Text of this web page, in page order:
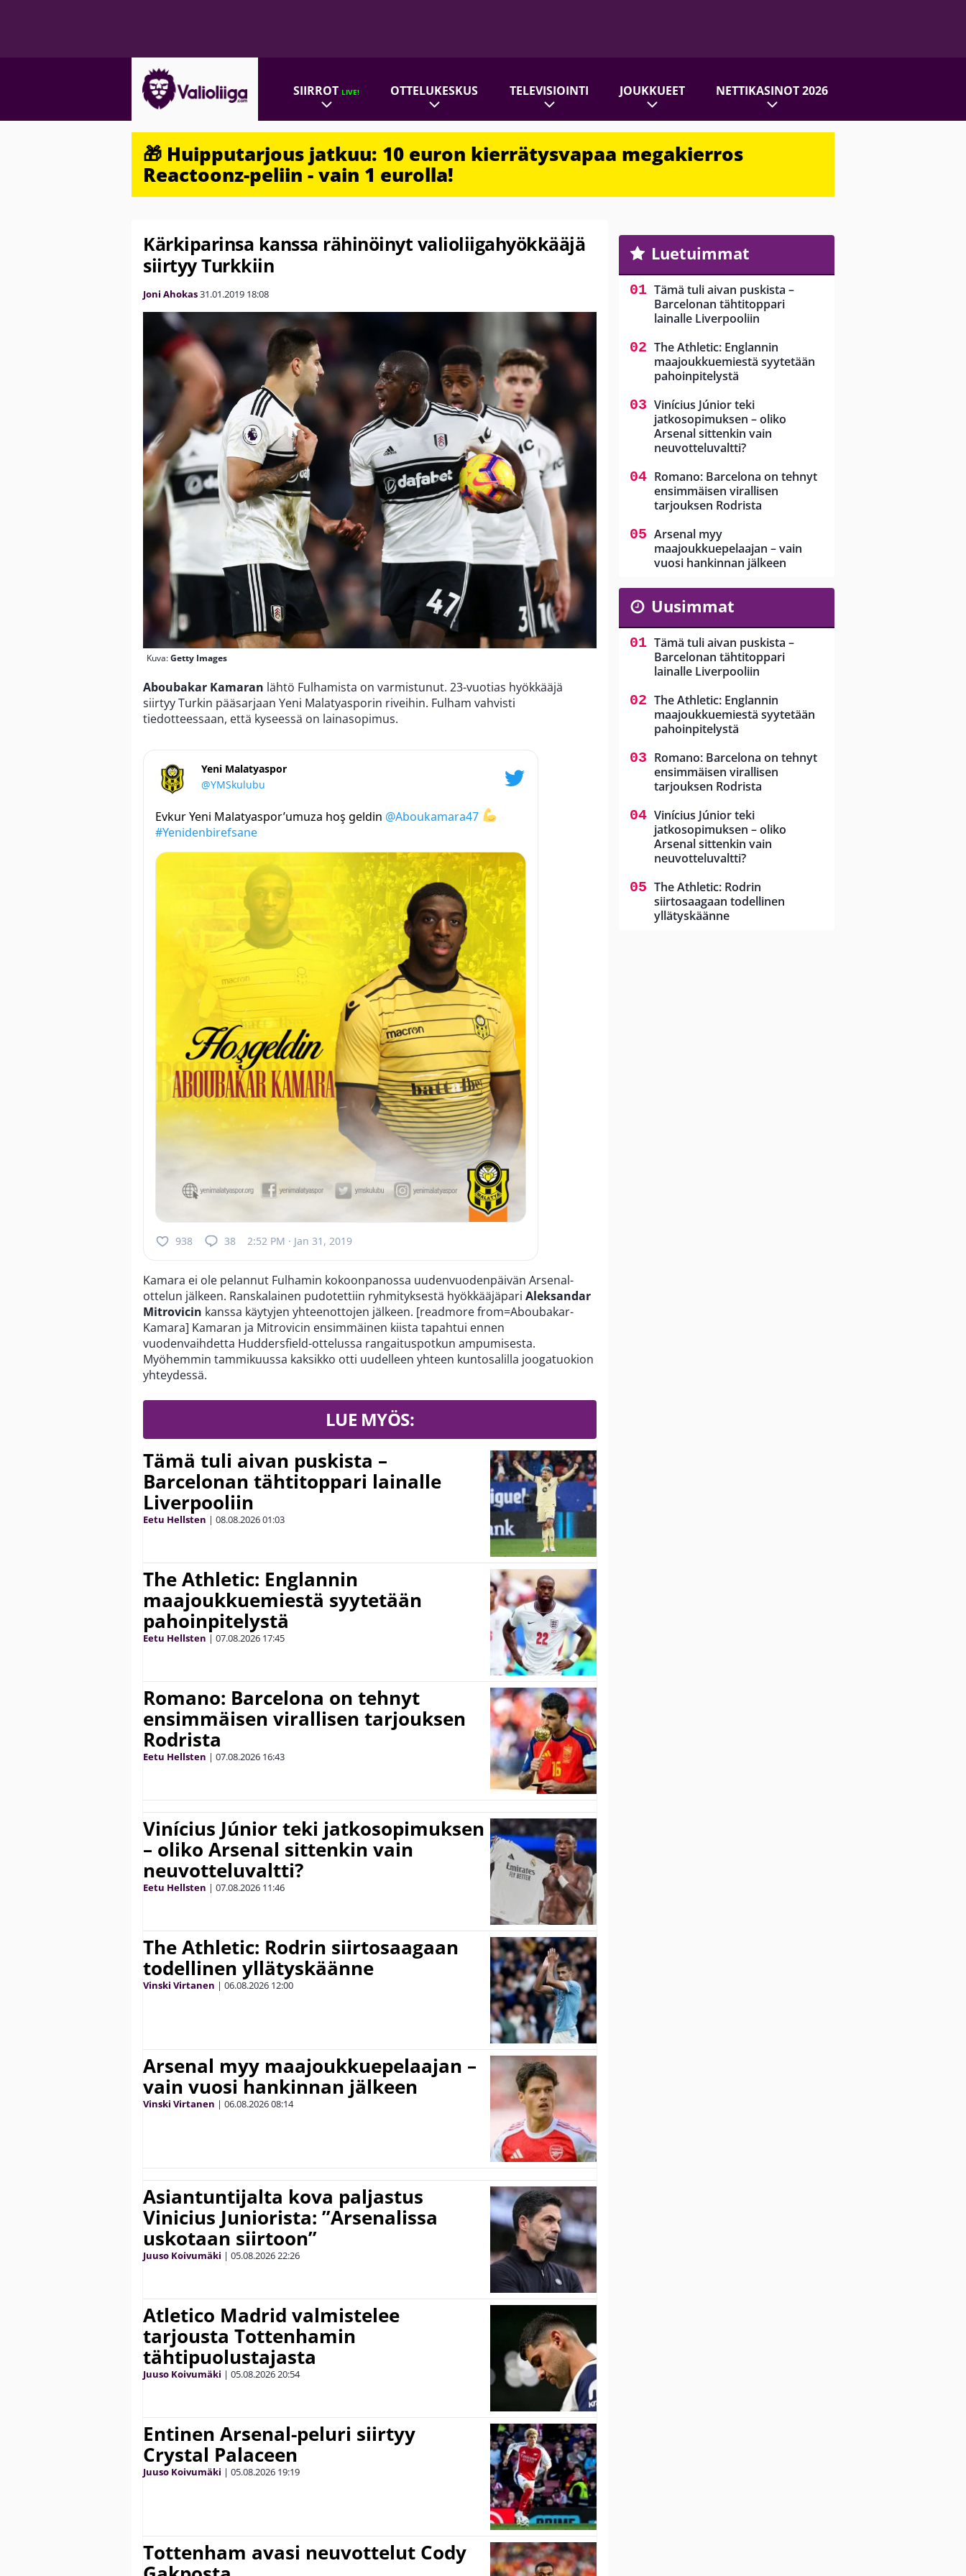
SIIRROTLIVE! OTTELUKESKUS TELEVISIOINTI JOUKKUEET NETTIKASINOT 2026
🎁 Huipputarjous jatkuu: 10 euron kierrätysvapaa megakierros
Reactoonz-peliin - vain 1 eurolla!
Kärkiparinsa kanssa rähinöinyt valioliigahyökkääjä
siirtyy Turkkiin
Joni Ahokas31.01.2019 18:08
Kuva:Getty Images
Aboubakar Kamaran lähtö Fulhamista on varmistunut. 23-vuotias hyökkääjä
siirtyy Turkin pääsarjaan Yeni Malatyasporin riveihin. Fulham vahvisti
tiedotteessaan, että kyseessä on lainasopimus.
Yeni Malatyaspor
@YMSkulubu
Evkur Yeni Malatyaspor’umuza hoş geldin @Aboukamara47
#Yenidenbirefsane
938 38 2:52 PM · Jan 31, 2019
Kamara ei ole pelannut Fulhamin kokoonpanossa uudenvuodenpäivän Arsenal-
ottelun jälkeen. Ranskalainen pudotettiin ryhmityksestä hyökkääjäpari Aleksandar
Mitrovicin kanssa käytyjen yhteenottojen jälkeen. [readmore from=Aboubakar-
Kamara] Kamaran ja Mitrovicin ensimmäinen kiista tapahtui ennen
vuodenvaihdetta Huddersfield-ottelussa rangaituspotkun ampumisesta.
Myöhemmin tammikuussa kaksikko otti uudelleen yhteen kuntosalilla joogatuokion
yhteydessä.
LUE MYÖS:
Tämä tuli aivan puskista –
Barcelonan tähtitoppari lainalle
Liverpooliin
Eetu Hellsten | 08.08.202601:03
The Athletic: Englannin
maajoukkuemiestä syytetään
pahoinpitelystä
Eetu Hellsten | 07.08.2026 17:45
Romano: Barcelona on tehnyt
ensimmäisen virallisen tarjouksen
Rodrista
Eetu Hellsten | 07.08.2026 16:43
Vinícius Júnior teki jatkosopimuksen
– oliko Arsenal sittenkin vain
neuvotteluvaltti?
Eetu Hellsten | 07.08.2026 11:46
The Athletic: Rodrin siirtosaagaan
todellinen yllätyskäänne
Vinski Virtanen | 06.08.2026 12:00
Arsenal myy maajoukkuepelaajan –
vain vuosi hankinnan jälkeen
Vinski Virtanen | 06.08.202608:14
Asiantuntijalta kova paljastus
Vinicius Juniorista: ”Arsenalissa
uskotaan siirtoon”
Juuso Koivumäki | 05.08.202622:26
Atletico Madrid valmistelee
tarjousta Tottenhamin
tähtipuolustajasta
Juuso Koivumäki | 05.08.202620:54
Entinen Arsenal-peluri siirtyy
Crystal Palaceen
Juuso Koivumäki | 05.08.2026 19:19
Tottenham avasi neuvottelut Cody
Luetuimmat
Tämä tuli aivan puskista –
Barcelonan tähtitoppari
lainalle Liverpooliin
The Athletic: Englannin
maajoukkuemiestä syytetään
pahoinpitelystä
Vinícius Júnior teki
jatkosopimuksen – oliko
Arsenal sittenkin vain
neuvotteluvaltti?
Romano: Barcelona on tehnyt
ensimmäisen virallisen
tarjouksen Rodrista
Arsenal myy
maajoukkuepelaajan – vain
vuosi hankinnan jälkeen
Uusimmat
Tämä tuli aivan puskista –
Barcelonan tähtitoppari
lainalle Liverpooliin
The Athletic: Englannin
maajoukkuemiestä syytetään
pahoinpitelystä
Romano: Barcelona on tehnyt
ensimmäisen virallisen
tarjouksen Rodrista
Vinícius Júnior teki
jatkosopimuksen – oliko
Arsenal sittenkin vain
neuvotteluvaltti?
The Athletic: Rodrin
siirtosaagaan todellinen
yllätyskäänne